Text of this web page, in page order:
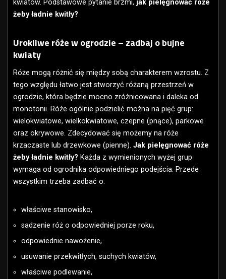
kwiatów. Podstawowe pytanie brzmi, jak pielęgnować róże
żeby ładnie kwitły?
Urokliwe róże w ogrodzie – zadbaj o bujne
kwiaty
Róże mogą różnić się między sobą charakterem wzrostu. Z
tego względu łatwo jest stworzyć różaną przestrzeń w
ogrodzie, która będzie mocno zróżnicowana i daleka od
monotonii. Róże ogólnie podzielić można na pięć grup:
wielokwiatowe, wielkokwiatowe, czepne (pnące), parkowe
oraz okrywowe. Zdecydować się możemy na róże
krzaczaste lub drzewkowe (pienne). Jak pielęgnować róże
żeby ładnie kwitły? Każda z wymienionych wyżej grup
wymaga od ogrodnika odpowiedniego podejścia. Przede
wszystkim trzeba zadbać o:
właściwe stanowisko,
sadzenie róż o odpowiedniej porze roku,
odpowiednie nawożenie,
usuwanie przekwitłych, suchych kwiatów,
właściwe podlewanie,